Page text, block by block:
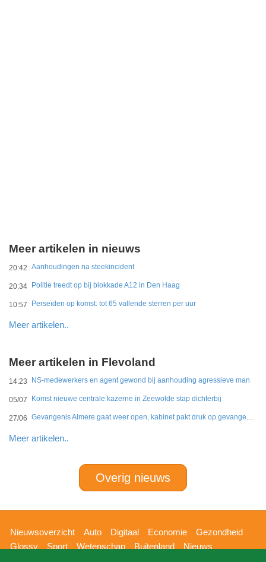
Meer artikelen in nieuws
20:42 Aanhoudingen na steekincident
20:34 Politie treedt op bij blokkade A12 in Den Haag
10:57 Perseïden op komst: tot 65 vallende sterren per uur
Meer artikelen..
Meer artikelen in Flevoland
14:23 NS-medewerkers en agent gewond bij aanhouding agressieve man
05/07 Komst nieuwe centrale kazerne in Zeewolde stap dichterbij
27/06 Gevangenis Almere gaat weer open, kabinet pakt druk op gevangenissen aan
Meer artikelen..
Overig nieuws
Hoofdnavigatie
Nieuwsoverzicht Auto Digitaal Economie
Gezondheid
Glossy
Sport Wetenschap Buitenland
Nieuws